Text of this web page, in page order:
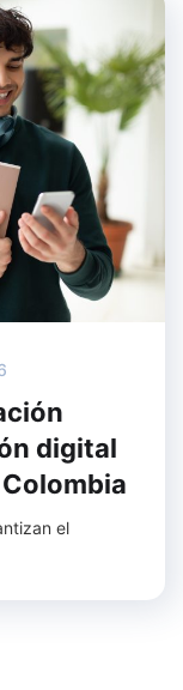
digital
el